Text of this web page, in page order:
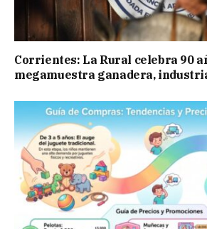
Corrientes: La Rural celebra 90
megamuestra ganadera,